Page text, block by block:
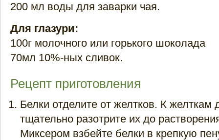
200 мл воды для заварки чая.
Для глазури:
100г молочного или горького шоколада
70мл 10%-ных сливок.
Рецепт приготовления
Белки отделите от желтков. К желткам
тщательно разотрите их до
Миксером взбейте белки в крепкую